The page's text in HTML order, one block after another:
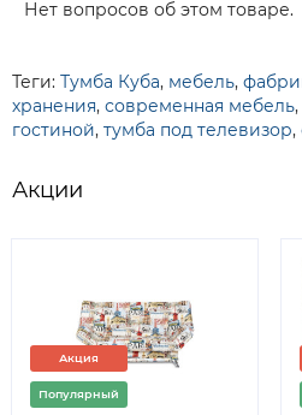
Нет вопросов об этом товаре.
Теги: Тумба Куба, мебель,
хранения, современная мебель,
гостиной, тумба под телевизор,
Акции
Акция
Популярный